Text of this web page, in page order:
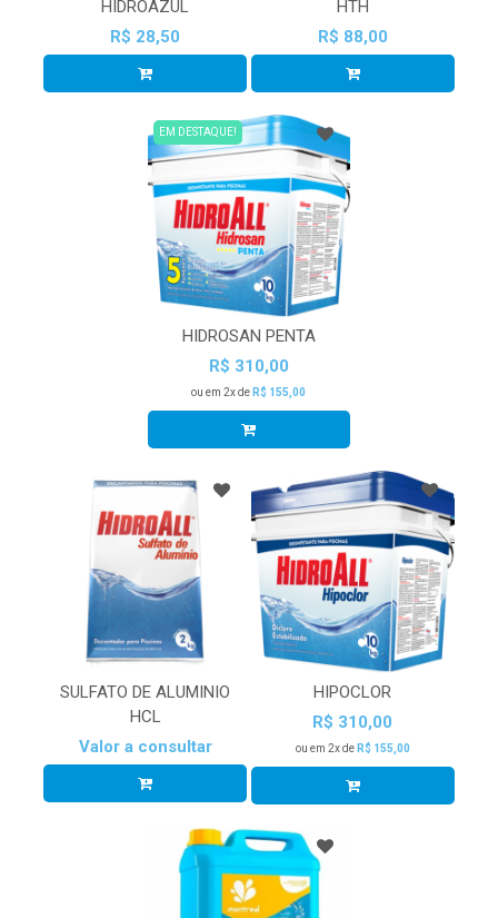
HIDROAZUL
R$ 28,50
HTH
R$ 88,00
EM DESTAQUE!
HIDROSAN PENTA
R$ 310,00
ou em 2x de R$ 155,00
SULFATO DE ALUMINIO
HCL
Valor a consultar
HIPOCLOR
R$ 310,00
ou em 2x de R$ 155,00